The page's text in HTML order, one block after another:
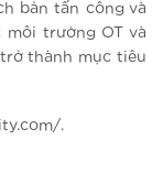
bản tấn công và
môi trường OT và
thành mục tiêu
.